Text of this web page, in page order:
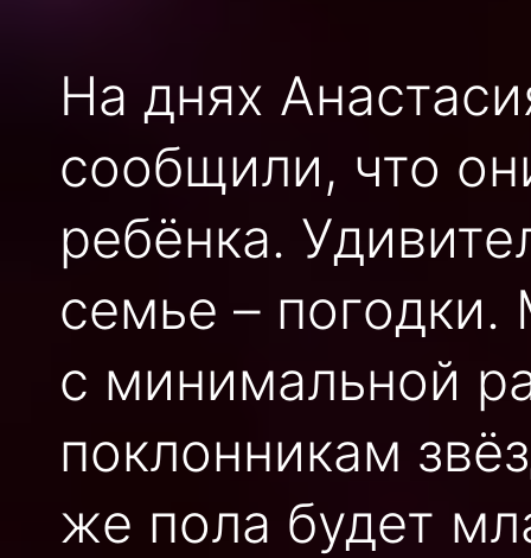
На днях
сообщили, что
ребёнка.
семье –
с минимальной
поклонникам
же пола будет